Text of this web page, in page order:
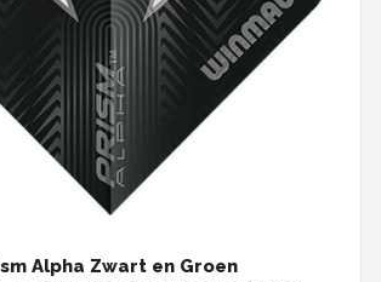
Alpha Zwart en Groen